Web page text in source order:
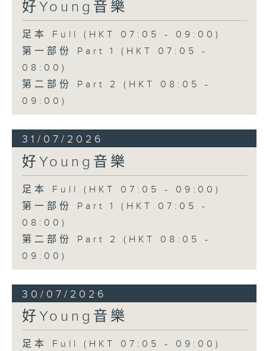
好Young音樂
足本 Full (HKT 07:05 - 09:00)
第一部份 Part 1 (HKT 07:05 -
08:00)
第二部份 Part 2 (HKT 08:05 -
09:00)
31/07/2026
好Young音樂
足本 Full (HKT 07:05 - 09:00)
第一部份 Part 1 (HKT 07:05 -
08:00)
第二部份 Part 2 (HKT 08:05 -
09:00)
30/07/2026
好Young音樂
足本 Full (HKT 07:05 - 09:00)